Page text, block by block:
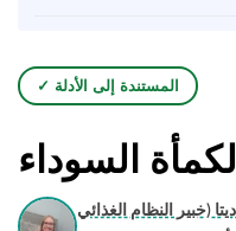
✓ المستندة إلى الأدلة
السوداء
(خبير النظام الغذائي